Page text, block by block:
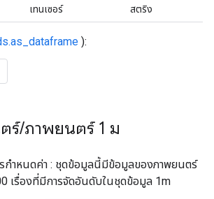
เทนเซอร์ สตริง
):
ร์/ภาพยนตร์ 1 ม
กำหนดค่า : ชุดข้อมูลนี้มีข้อมูลของภาพยนตร์
เรื่องที่มีการจัดอันดับในชุดข้อมูล 1m